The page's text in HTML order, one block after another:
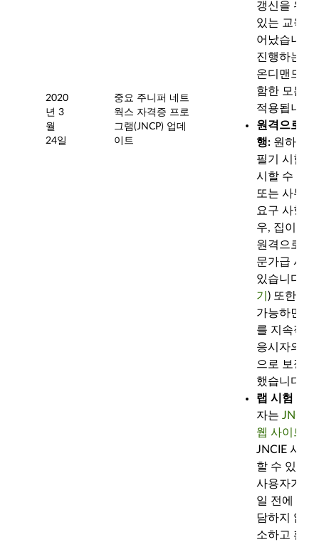
2020
년 3
월
24일
중요 주니퍼 네트
웍스 자격증 프로
그램(JNCP) 업데
이트
갱신을 위
있는 교육
어났습니다
진행하는
온디맨드
함한 모든
적용됩니다.
원격으로
행: 원하는
필기 시험
시할 수 있
또는 사무
요구 사항
우, 집이나
원격으로
문가급 시
있습니다. (
기 ) 또한
가능하면
를 지속적
응시자의
으로 보장
했습니다.
랩 시험 가
자는 JNCP
웹 사이트
JNCIE 시험
할 수 있었
사용자가 시
일 전에 추
담하지 않
소하고 환